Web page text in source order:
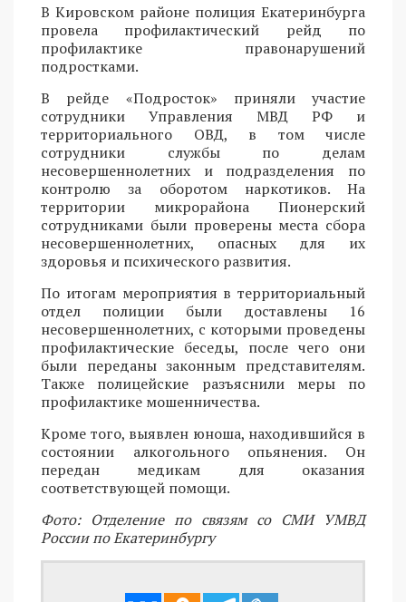
В Кировском районе полиция Екатеринбурга
провела профилактический рейд по
профилактике правонарушений
подростками.
В рейде «Подросток» приняли участие
сотрудники Управления МВД РФ и
территориального ОВД, в том числе
сотрудники службы по делам
несовершеннолетних и подразделения по
контролю за оборотом наркотиков. На
территории микрорайона Пионерский
сотрудниками были проверены места сбора
несовершеннолетних, опасных для их
здоровья и психического развития.
По итогам мероприятия в территориальный
отдел полиции были доставлены 16
несовершеннолетних, с которыми проведены
профилактические беседы, после чего они
были переданы законным представителям.
Также полицейские разъяснили меры по
профилактике мошенничества.
Кроме того, выявлен юноша, находившийся в
состоянии алкогольного опьянения. Он
передан медикам для оказания
соответствующей помощи.
Фото: Отделение по связям со СМИ УМВД
России по Екатеринбургу